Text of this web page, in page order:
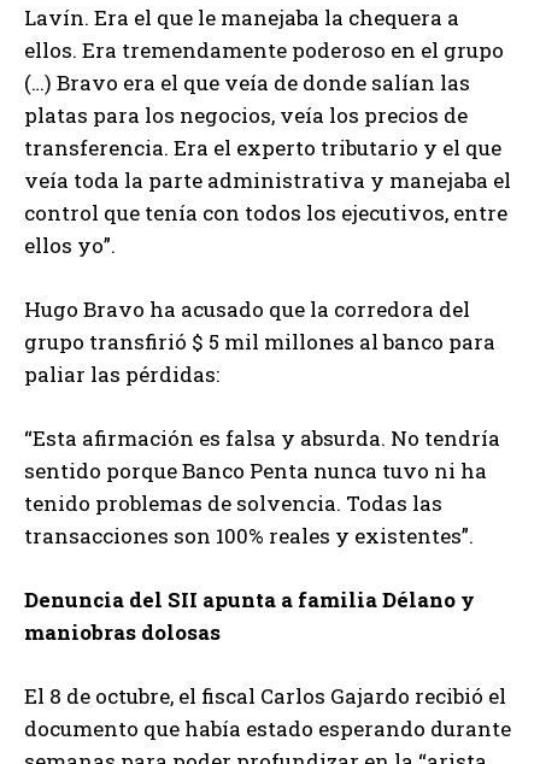
Lavín. Era el que le manejaba la chequera a
ellos. Era tremendamente poderoso en el grupo
(…) Bravo era el que veía de donde salían las
platas para los negocios, veía los precios de
transferencia. Era el experto tributario y el que
veía toda la parte administrativa y manejaba el
control que tenía con todos los ejecutivos, entre
ellos yo”.
Hugo Bravo ha acusado que la corredora del
grupo transfirió $ 5 mil millones al banco para
paliar las pérdidas:
“Esta afirmación es falsa y absurda. No tendría
sentido porque Banco Penta nunca tuvo ni ha
tenido problemas de solvencia. Todas las
transacciones son 100% reales y existentes”.
Denuncia del SII apunta a familia Délano y
maniobras dolosas
El 8 de octubre, el fiscal Carlos Gajardo recibió el
documento que había estado esperando durante